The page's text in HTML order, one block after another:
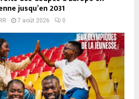
jusqu’en 2031
7 août 2026 0